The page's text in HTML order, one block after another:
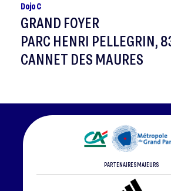
Dojo C
GRAND FOYER
PARC HENRI PELLEGRIN,
CANNET DES MAURES
PARTENAIRES MAJEURS